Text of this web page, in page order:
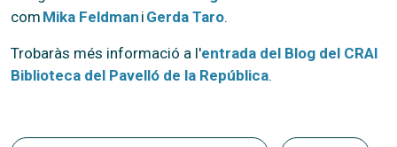
com Mika Feldman i Gerda Taro.
Trobaràs més informació a l'entrada del Blog del CRAI
Biblioteca del Pavelló de la República.